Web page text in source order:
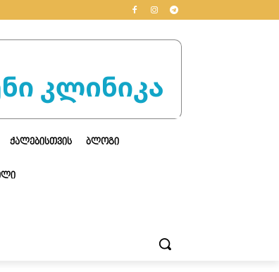
ᲥᲐᲚᲔᲑᲘᲡᲗᲕᲘᲡ ᲑᲚᲝᲒᲘ